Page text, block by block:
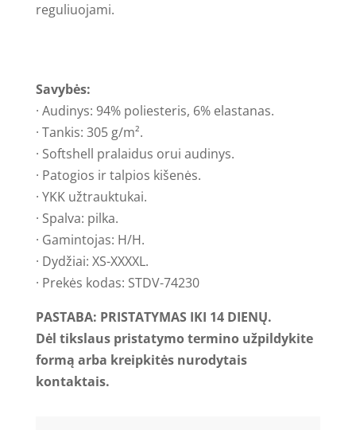
reguliuojami.
Savybės:
· Audinys: 94% poliesteris, 6% elastanas.
· Tankis: 305 g/m².
· Softshell pralaidus orui audinys.
· Patogios ir talpios kišenės.
· YKK užtrauktukai.
· Spalva: pilka.
· Gamintojas: H/H.
· Dydžiai: XS-XXXXL.
· Prekės kodas: STDV-74230
PASTABA: PRISTATYMAS IKI 14 DIENŲ.
Dėl tikslaus pristatymo termino užpildykite
formą arba kreipkitės nurodytais
kontaktais.